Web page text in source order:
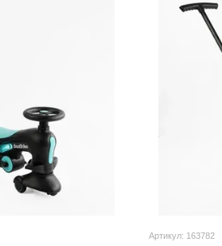
Артикул: 163782